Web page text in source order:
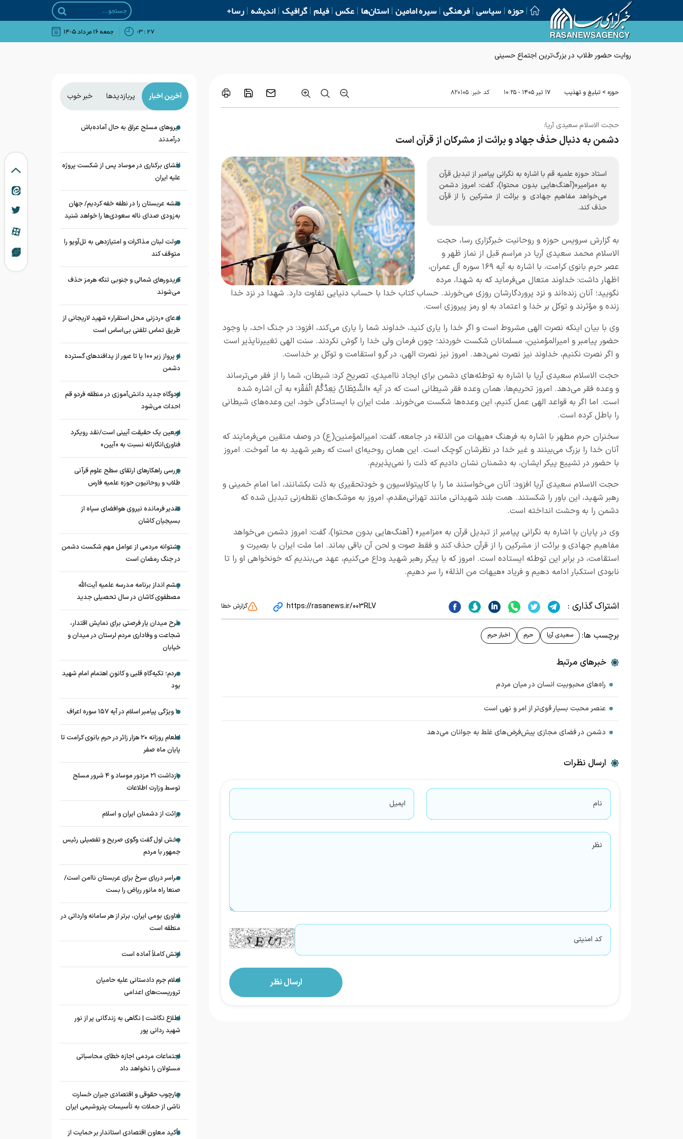
حوزه سیاسی فرهنگی سیره امامین استان‌ها عکس فیلم گرافیک اندیشه رسا+
۲۷ : ۰۳ جمعه ۱۶ مرداد ۱۴۰۵
روایت حضور طلاب در بزرگ‌ترین اجتماع حسینی
حوزه > تبلیغ و تهذیب ۱۷ تير ۱۴۰۵ - ۱۰:۲۵ کد خبر: ۸۲۰۱۰۵
حجت الاسلام سعیدی آریا:
دشمن به دنبال حذف جهاد و برائت از مشرکان از قرآن است
استاد حوزه علمیه قم با اشاره به نگرانی پیامبر از تبدیل قرآن
به «مزامیر»(آهنگ‌هایی بدون محتوا)، گفت: امروز دشمن
می‌خواهد مفاهیم جهادی و برائت از مشرکین را از قرآن
حذف کند.
به گزارش سرویس حوزه و روحانیت خبرگزاری رسا، حجت
الاسلام محمد سعیدی آریا در مراسم قبل از نماز ظهر و
عصر حرم بانوی کرامت، با اشاره به آیه ۱۶۹ سوره آل عمران،
اظهار داشت: خداوند متعال می‌فرماید که به شهدا، مرده
نگویید؛ آنان زنده‌اند و نزد پروردگارشان روزی می‌خورند. حساب کتاب خدا با حساب دنیایی تفاوت دارد. شهدا در نزد خدا
زنده و مؤثرند و توکل بر خدا و اعتماد به او رمز پیروزی است.
وی با بیان اینکه نصرت الهی مشروط است و اگر خدا را یاری کنید، خداوند شما را یاری می‌کند، افزود: در جنگ احد، با وجود
حضور پیامبر و امیرالمؤمنین، مسلمانان شکست خوردند؛ چون فرمان ولی خدا را گوش نکردند. سنت الهی تغییرناپذیر است
و اگر نصرت نکنیم، خداوند نیز نصرت نمی‌دهد. امروز نیز نصرت الهی، در گرو استقامت و توکل بر خداست.
حجت الاسلام سعیدی آریا با اشاره به توطئه‌های دشمن برای ایجاد ناامیدی، تصریح کرد: شیطان، شما را از فقر می‌ترساند
و وعده فقر می‌دهد. امروز تحریم‌ها، همان وعده فقر شیطانی است که در آیه «الشَّيْطَانُ يَعِدُكُمُ الْفَقْرَ» به آن اشاره شده
است. اما اگر به قواعد الهی عمل کنیم، این وعده‌ها شکست می‌خورند. ملت ایران با ایستادگی خود، این وعده‌های شیطانی
را باطل کرده است.
سخنران حرم مطهر با اشاره به فرهنگ «هیهات من الذلة» در جامعه، گفت: امیرالمؤمنین(ع) در وصف متقین می‌فرمایند که
آنان خدا را بزرگ می‌بینند و غیر خدا در نظرشان کوچک است. این همان روحیه‌ای است که رهبر شهید به ما آموخت. امروز
با حضور در تشییع پیکر ایشان، به دشمنان نشان دادیم که ذلت را نمی‌پذیریم.
حجت الاسلام سعیدی آریا افزود: آنان می‌خواستند ما را با کاپیتولاسیون و خودتحقیری به ذلت بکشانند، اما امام خمینی و
رهبر شهید، این باور را شکستند. همت بلند شهیدانی مانند تهرانی‌مقدم، امروز به موشک‌های نقطه‌زنی تبدیل شده که
دشمن را به وحشت انداخته است.
وی در پایان با اشاره به نگرانی پیامبر از تبدیل قرآن به «مزامیر» (آهنگ‌هایی بدون محتوا)، گفت: امروز دشمن می‌خواهد
مفاهیم جهادی و برائت از مشرکین را از قرآن حذف کند و فقط صوت و لحن آن باقی بماند. اما ملت ایران با بصیرت و
استقامت، در برابر این توطئه ایستاده است. امروز که با پیکر رهبر شهید وداع می‌کنیم، عهد می‌بندیم که خونخواهی او را تا
نابودی استکبار ادامه دهیم و فریاد «هیهات من الذلة» را سر دهیم.
اشتراک گذاری : https://rasanews.ir/003RLV گزارش خطا
برچسب ها: سعیدی آریا حرم اخبار حرم
خبرهای مرتبط
راه‌های محبوبیت انسان در میان مردم
عنصر محبت بسیار قوی‌تر از امر و نهی است
دشمن در فضای مجازی پیش‌فرض‌های غلط به جوانان می‌دهد
ارسال نظرات
آخرین اخبار پربازدیدها خبر خوب
نیروهای مسلح عراق به حال آماده‌باش
درآمدند
افشای برکناری در موساد پس از شکست پروژه
علیه ایران
نقشه عربستان را در نطفه خفه کردیم/ جهان
به‌زودی صدای ناله سعودی‌ها را خواهد شنید
دولت لبنان مذاکرات و امتیازدهی به تل‌آویو را
متوقف کند
کریدورهای شمالی و جنوبی تنگه هرمز حذف
می‌شوند
ادعای «ردزنی محل استقرار» شهید لاریجانی از
طریق تماس تلفنی بی‌اساس است
از پرواز زیر ۱۰۰ پا تا عبور از پدافند‌های گسترده
دشمن
اردوگاه جدید دانش‌آموزی در منطقه فردو قم
احداث می‌شود
اربعین یک حقیقت آیینی است/نقد رویکرد
فناوری‌انگارانه نسبت به «آیین»
بررسی راهکارهای ارتقای سطح علوم قرآنی
طلاب و روحانیون حوزه علمیه فارس
تقدیر فرمانده نیروی هوافضای سپاه از
بسیجیان کاشان
پشتوانه مردمی از عوامل مهم شکست دشمن
در جنگ رمضان است
چشم‌ انداز برنامه مدرسه علمیه آیت‌الله
مصطفوی کاشان در سال تحصیلی جدید
طرح میدان یار فرصتی برای نمایش اقتدار،
شجاعت و وفاداری مردم لرستان در میدان و
خیابان
مردم؛ تکیه‌گاهِ قلبی و کانونِ اهتمام امام شهید
بود
۱۰ ویژگی پیامبر اسلام در آیه ۱۵۷ سوره اعراف
اطعام روزانه ۲۰ هزار زائر در حرم بانوی کرامت تا
پایان ماه صفر
بازداشت ۲۱ مزدور موساد و ۴ شرور مسلح
توسط وزارت اطلاعات
برائت از دشمنان ایران و اسلام
بخش اول گفت وگوی صریح و تفصیلی رئیس
جمهور با مردم
سراسر دریای سرخ برای عربستان ناامن است/
صنعا راه مانور ریاض را بست
فناوری بومی ایران، برتر از هر سامانه وارداتی در
منطقه است
ارتش کاملاً آماده است
اعلام جرم دادستانی علیه حامیان
تروریست‌های اعدامی
اطلاع نگاشت | نگاهی به زندگانی پر از نور
شهید ردانی پور
اجتماعات مردمی اجازه خطای محاسباتی
مسئولان را نخواهد داد
چارچوب حقوقی و اقتصادی جبران خسارت
ناشی از حملات به تأسیسات پتروشیمی ایران
تأکید معاون اقتصادی استاندار بر حمایت از